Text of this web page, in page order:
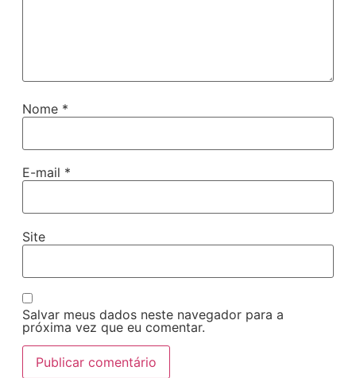
Nome *
E-mail *
Site
Salvar meus dados neste navegador para a
próxima vez que eu comentar.